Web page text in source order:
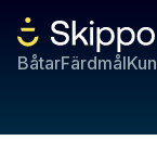
BåtarFärdmål